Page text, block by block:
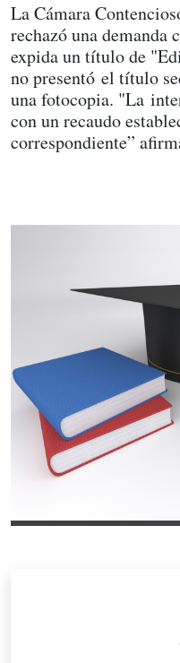
La Cámara
rechazó una demanda
expida un título de
no presentó el título
una fotocopia. "La
con un recaudo
correspondiente”